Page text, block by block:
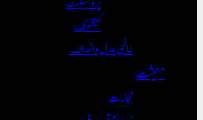
کیتھولک
عالمی عدل و انصاف
معیشت
تجارت